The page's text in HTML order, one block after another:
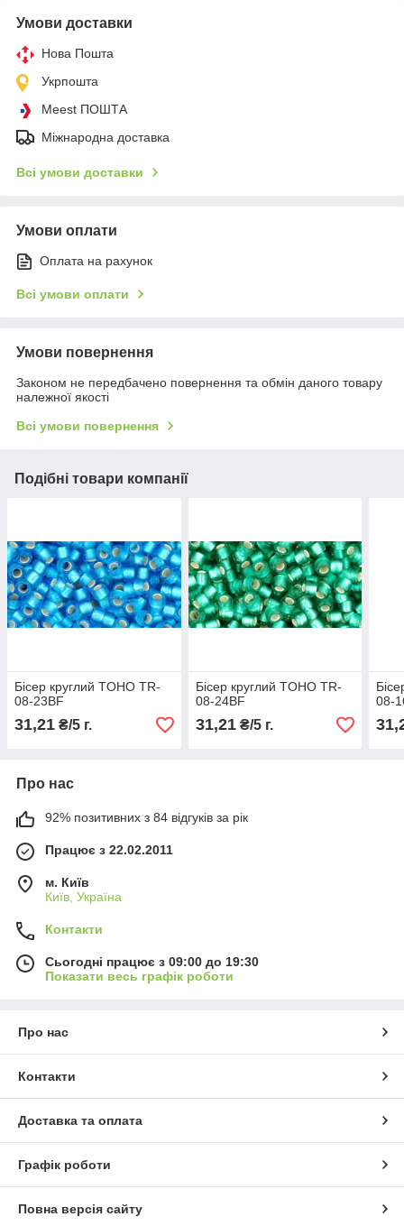
Умови доставки
Нова Пошта
Укрпошта
Meest ПОШТА
Міжнародна доставка
Всі умови доставки
Умови оплати
Оплата на рахунок
Всі умови оплати
Умови повернення
Законом не передбачено повернення та обмін даного товару
належної якості
Всі умови повернення
Подібні товари компанії
Бісер круглий TOHO TR-
08-23BF
31,21 ₴/5 г.
Бісер круглий TOHO TR-
08-24BF
31,21₴/5 г.
08-
Про нас
92% позитивних з 84 відгуків за рік
Працює з 22.02.2011
м. Київ
Київ, Україна
Контакти
Сьогодні працює з 09:00 до 19:30
Показати весь графік роботи
Про нас
Контакти
Доставка та оплата
Графік роботи
Повна версія сайту